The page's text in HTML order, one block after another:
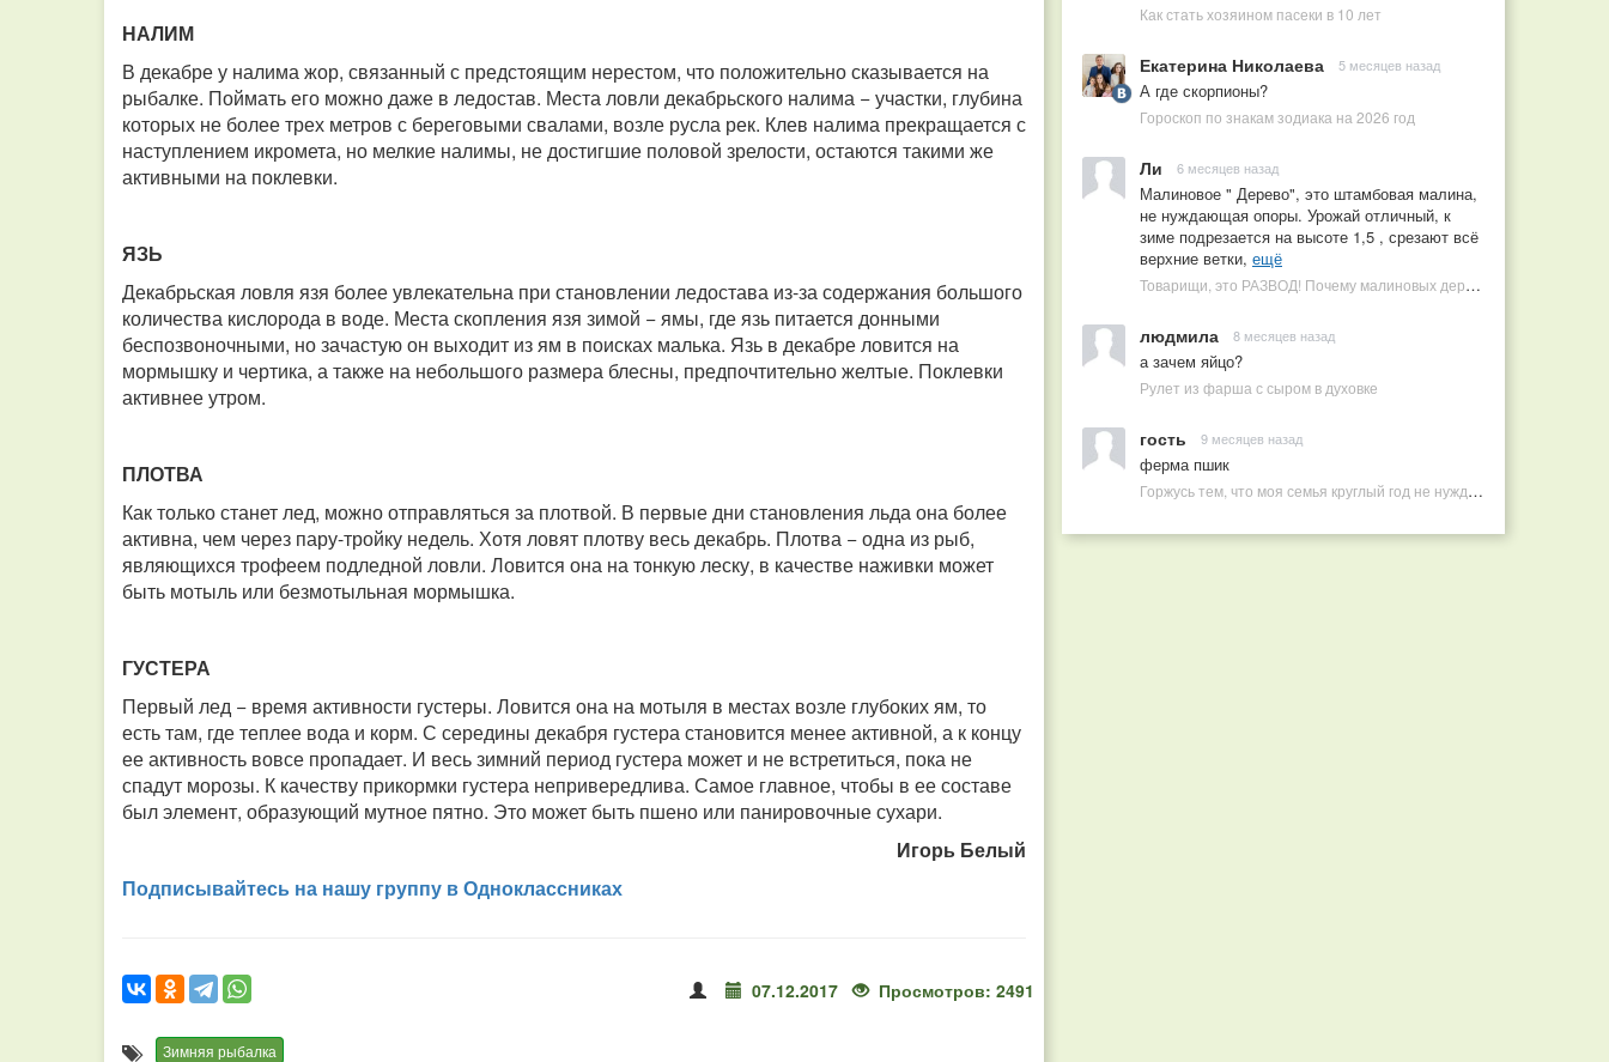
НАЛИМ
В декабре у налима жор, связанный с предстоящим нерестом, что положительно сказывается на
рыбалке. Поймать его можно даже в ледостав. Места ловли декабрьского налима − участки, глубина
которых не более трех метров с береговыми свалами, возле русла рек. Клев налима прекращается с
наступлением икромета, но мелкие налимы, не достигшие половой зрелости, остаются такими же
активными на поклевки.
ЯЗЬ
Декабрьская ловля язя более увлекательна при становлении ледостава из-за содержания большого
количества кислорода в воде. Места скопления язя зимой − ямы, где язь питается донными
беспозвоночными, но зачастую он выходит из ям в поисках малька. Язь в декабре ловится на
мормышку и чертика, а также на небольшого размера блесны, предпочтительно желтые. Поклевки
активнее утром.
ПЛОТВА
Как только станет лед, можно отправляться за плотвой. В первые дни становления льда она более
активна, чем через пару-тройку недель. Хотя ловят плотву весь декабрь. Плотва − одна из рыб,
являющихся трофеем подледной ловли. Ловится она на тонкую леску, в качестве наживки может
быть мотыль или безмотыльная мормышка.
ГУСТЕРА
Первый лед − время активности густеры. Ловится она на мотыля в местах возле глубоких ям, то
есть там, где теплее вода и корм. С середины декабря густера становится менее активной, а к концу
ее активность вовсе пропадает. И весь зимний период густера может и не встретиться, пока не
спадут морозы. К качеству прикормки густера непривередлива. Самое главное, чтобы в ее составе
был элемент, образующий мутное пятно. Это может быть пшено или панировочные сухари.
Игорь Белый
Подписывайтесь на нашу группу в Одноклассниках
07.12.2017 Просмотров: 2491
Зимняя рыбалка
Как стать хозяином пасеки в 10 лет
Екатерина Николаева 5 месяцев назад
А где скорпионы?
Гороскоп по знакам зодиака на 2026 год
Ли 6 месяцев назад
Малиновое " Дерево", это штамбовая малина,
не нуждающая опоры. Урожай отличный, к
зиме подрезается на высоте 1,5 , срезают всё
верхние ветки, ещё
Товарищи, это РАЗВОД! Почему малиновых деревьев не бывает, или Как ушлые продавцы наживаются на мечтах садоводов
людмила 8 месяцев назад
а зачем яйцо?
Рулет из фарша с сыром в духовке
гость 9 месяцев назад
ферма пшик
Горжусь тем, что моя семья круглый год не нуждается в покупных витаминах